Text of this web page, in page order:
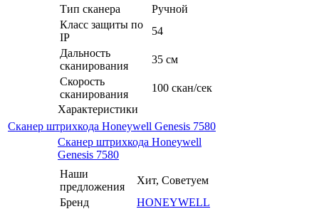
Тип сканера
Ручной
Класс защиты по
IP
54
Дальность
сканирования
35 см
Скорость
сканирования
100 скан/сек
Характеристики
Сканер штрихкода Honeywell Genesis 7580
Сканер штрихкода Honeywell
Genesis 7580
Наши
предложения
Хит, Советуем
Бренд
HONEYWELL